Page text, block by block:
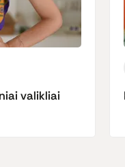
valikliai